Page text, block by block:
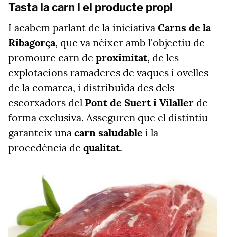
Tasta la carn i el producte propi
I acabem parlant de la iniciativa Carns de la
Ribagorça, que va néixer amb l'objectiu de
promoure carn de proximitat, de les
explotacions ramaderes de vaques i ovelles
de la comarca, i distribuïda des dels
escorxadors del Pont de Suert i Vilaller de
forma exclusiva. Asseguren que el distintiu
garanteix una carn saludable i la
procedència de qualitat.